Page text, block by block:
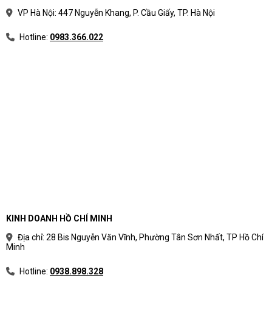
VP Hà Nội: 447 Nguyễn Khang, P. Cầu Giấy, TP. Hà Nội
Hotline: 0983.366.022
KINH DOANH HỒ CHÍ MINH
Địa chỉ: 28 Bis Nguyễn Văn Vĩnh, Phường Tân Sơn Nhất, TP Hồ Chí
Minh
Hotline: 0938.898.328